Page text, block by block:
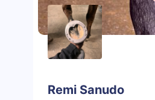
Remi Sanudo